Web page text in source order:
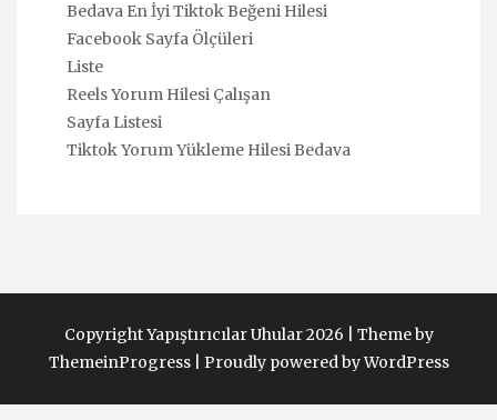
Bedava En İyi Tiktok Beğeni Hilesi
Facebook Sayfa Ölçüleri
Liste
Reels Yorum Hilesi Çalışan
Sayfa Listesi
Tiktok Yorum Yükleme Hilesi Bedava
Copyright Yapıştırıcılar Uhular 2026 | Theme by
ThemeinProgress| Proudly powered by WordPress